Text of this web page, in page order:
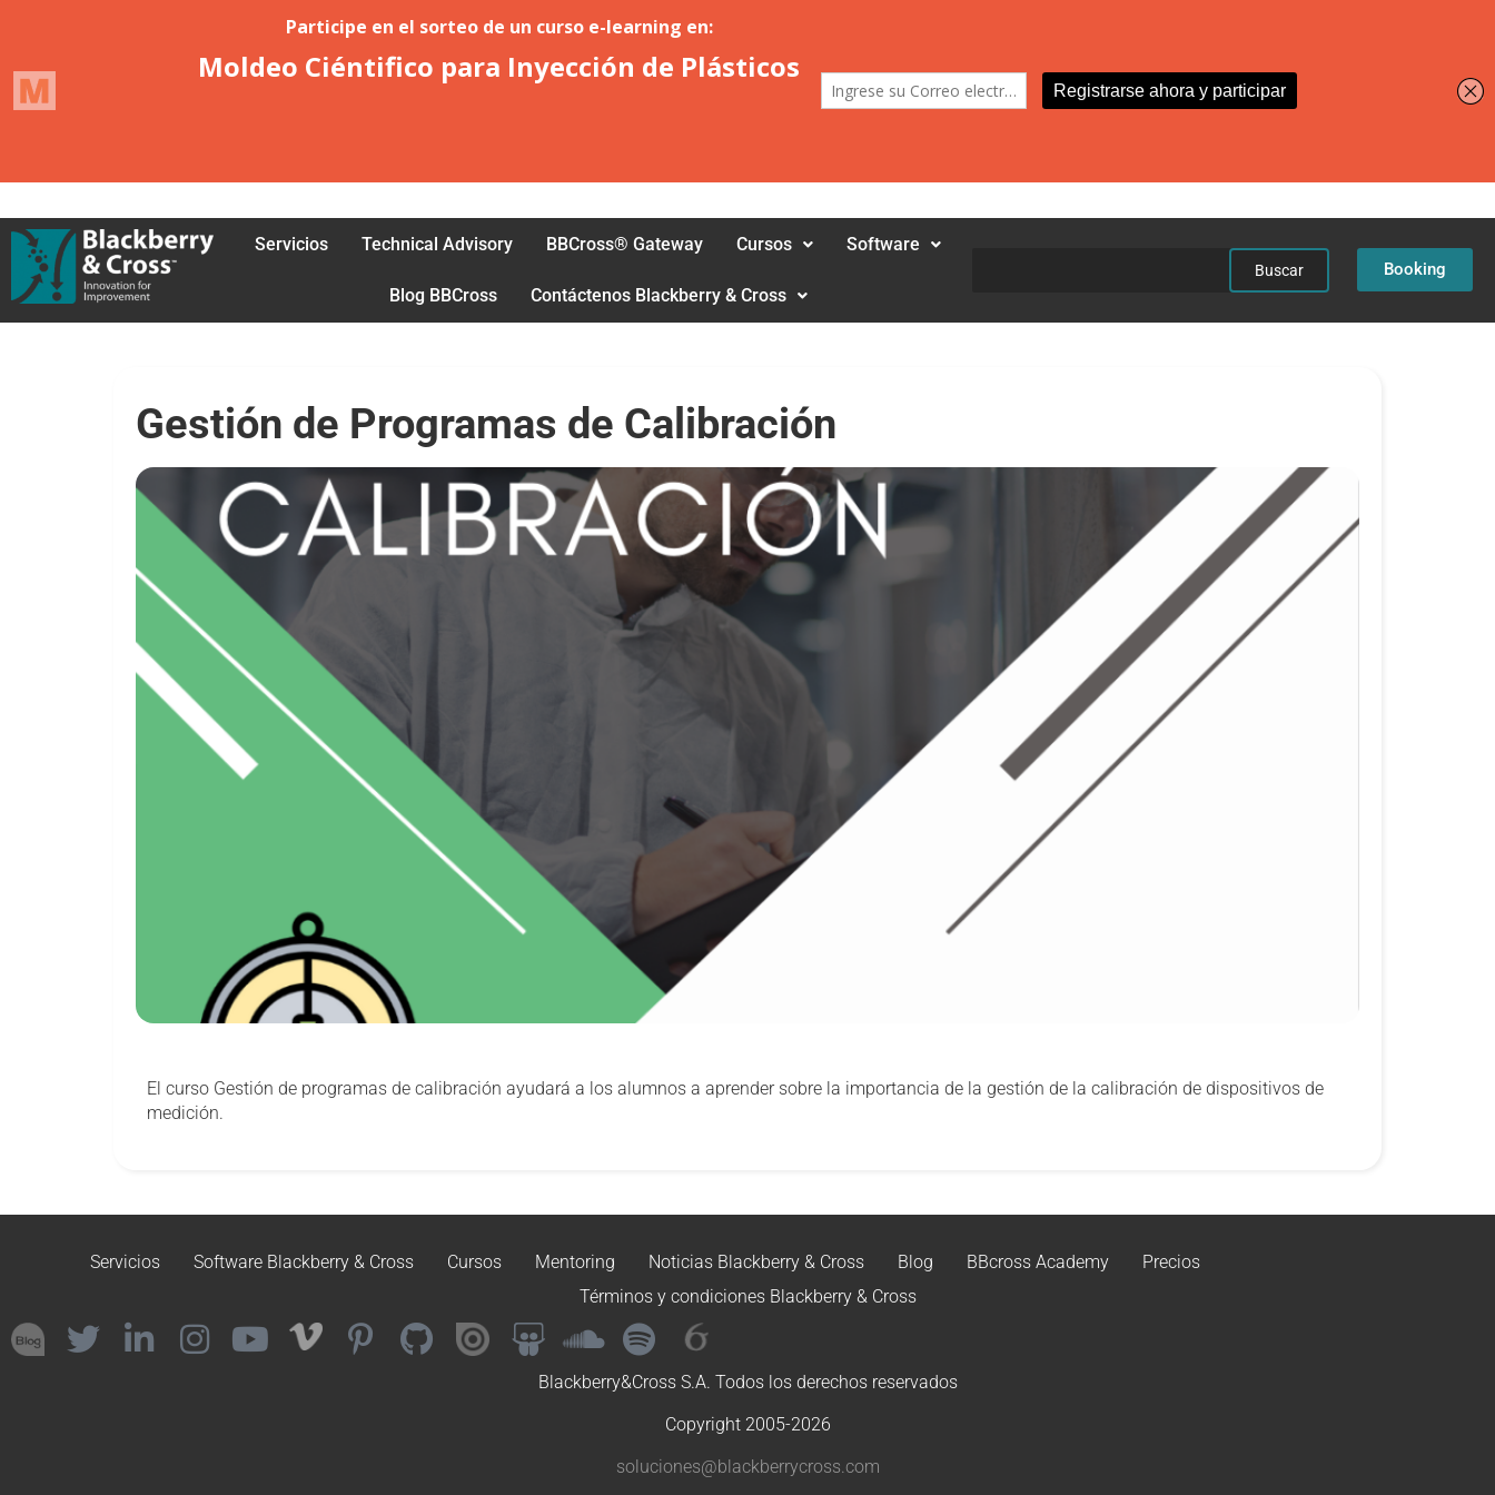
Servicios Technical Advisory BBCross® Gateway Cursos Software
Blog BBCross Contáctenos Blackberry & Cross
Booking
Gestión de Programas de Calibración
El curso Gestión de programas de calibración ayudará a los alumnos a aprender sobre la importancia de la gestión de la calibración de dispositivos de
medición.
Servicios Software Blackberry & Cross Cursos Mentoring Noticias Blackberry & Cross Blog BBcross Academy
Precios
Términos y condiciones Blackberry & Cross
Blackberry&Cross S.A. Todos los derechos reservados
Copyright 2005-2026
soluciones@blackberrycross.com